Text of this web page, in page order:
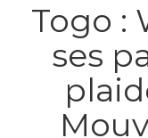
Togo :
ses